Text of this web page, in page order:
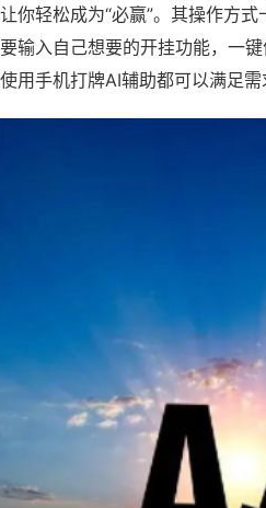
你轻松成为“必赢”。其操作方
输入自己想要的开挂功能，一
用手机打牌AI辅助都可以满足需